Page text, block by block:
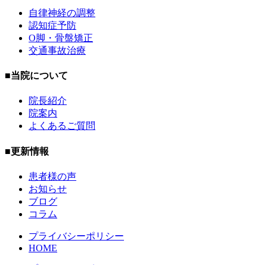
自律神経の調整
認知症予防
O脚・骨盤矯正
交通事故治療
■当院について
院長紹介
院案内
よくあるご質問
■更新情報
患者様の声
お知らせ
ブログ
コラム
プライバシーポリシー
HOME